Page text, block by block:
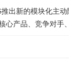
出新的模块化主
心产品、竞争对手